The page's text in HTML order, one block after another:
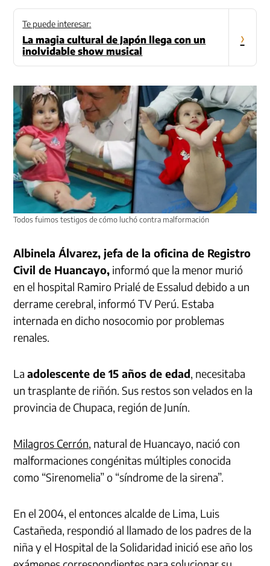
Te puede interesar:
La magia cultural de Japón llega con un
inolvidable show musical
›
Todos fuimos testigos de cómo luchó contra malformación
Albinela Álvarez, jefa de la oficina de Registro
Civil de Huancayo, informó que la menor murió
en el hospital Ramiro Prialé de Essalud debido a un
derrame cerebral, informó TV Perú. Estaba
internada en dicho nosocomio por problemas
renales.
Laadolescente de 15 años de edad, necesitaba
un trasplante de riñón. Sus restos son velados en la
provincia de Chupaca, región de Junín.
Milagros Cerrón, natural de Huancayo, nació con
malformaciones congénitas múltiples conocida
como “Sirenomelia” o “síndrome de la sirena”.
En el 2004, el entonces alcalde de Lima, Luis
Castañeda, respondió al llamado de los padres de la
niña y el Hospital de la Solidaridad inició ese año los